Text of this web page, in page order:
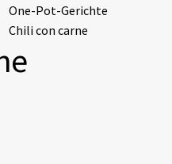
One-Pot-Gerichte
Chili con carne